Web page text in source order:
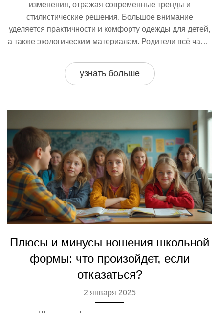
изменения, отражая современные тренды и
стилистические решения. Большое внимание
уделяется практичности и комфорту одежды для детей,
а также экологическим материалам. Родители всё чаще
варианты школьной формы, которые подойдут как для
учёбы, так и для внеклассных мероприятий. В статье
узнать больше
Плюсы и минусы ношения школьной
формы: что произойдет, если
отказаться?
2 января 2025